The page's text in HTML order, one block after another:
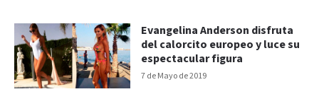
7 de Mayo de 2019
Evangelina Anderson disfruta
del calorcito europeo y luce su
espectacular figura